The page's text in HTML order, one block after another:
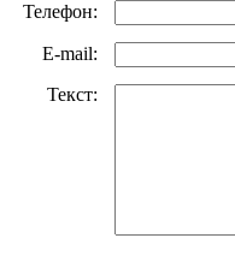
Телефон:
E-mail:
Текст: